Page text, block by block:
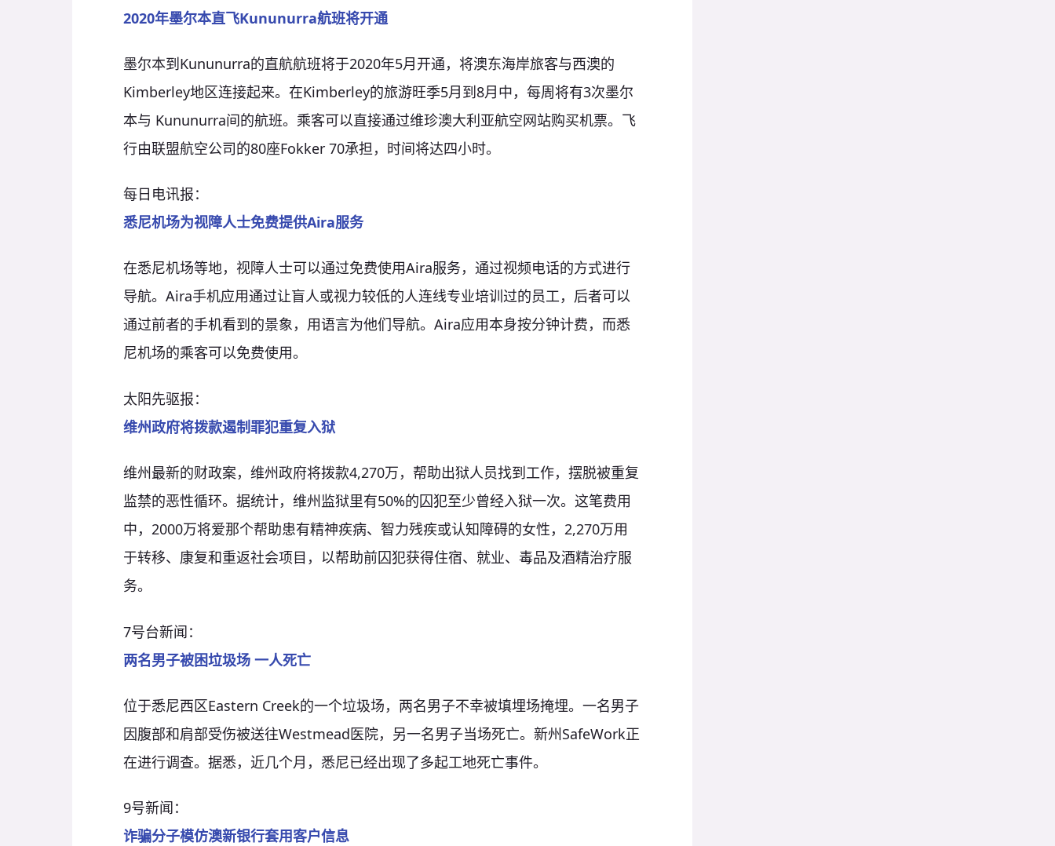
2020年墨尔本直飞Kununurra航班将开通
墨尔本到Kununurra的直航航班将于2020年5月开通，将澳东海岸旅客与西澳的
Kimberley地区连接起来。在Kimberley的旅游旺季5月到8月中，每周将有3次墨尔
本与 Kununurra间的航班。乘客可以直接通过维珍澳大利亚航空网站购买机票。飞
行由联盟航空公司的80座Fokker 70承担，时间将达四小时。
每日电讯报：
悉尼机场为视障人士免费提供Aira服务
在悉尼机场等地，视障人士可以通过免费使用Aira服务，通过视频电话的方式进行
导航。Aira手机应用通过让盲人或视力较低的人连线专业培训过的员工，后者可以
通过前者的手机看到的景象，用语言为他们导航。Aira应用本身按分钟计费，而悉
尼机场的乘客可以免费使用。
太阳先驱报：
维州政府将拨款遏制罪犯重复入狱
维州最新的财政案，维州政府将拨款4,270万，帮助出狱人员找到工作，摆脱被重复
监禁的恶性循环。据统计，维州监狱里有50%的囚犯至少曾经入狱一次。这笔费用
中，2000万将爱那个帮助患有精神疾病、智力残疾或认知障碍的女性，2,270万用
于转移、康复和重返社会项目，以帮助前囚犯获得住宿、就业、毒品及酒精治疗服
务。
7号台新闻：
两名男子被困垃圾场 一人死亡
位于悉尼西区Eastern Creek的一个垃圾场，两名男子不幸被填埋场掩埋。一名男子
因腹部和肩部受伤被送往Westmead医院，另一名男子当场死亡。新州SafeWork正
在进行调查。据悉，近几个月，悉尼已经出现了多起工地死亡事件。
9号新闻：
诈骗分子模仿澳新银行套用客户信息